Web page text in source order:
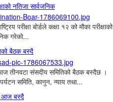
नतिजा सार्वजनिक
परीक्षा बोर्डले कक्षा १२ को मौका परीक्षाको
गरेको...
बैठक बस्दै
तीनवटा संसदीय समितिको बैठक बस्दैछ ।
पर्यटन समिति, कानुन, न्याय तथा...
आज बस्दै